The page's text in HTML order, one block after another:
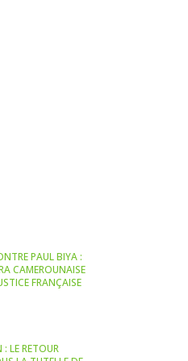
PAUL BIYA :
CAMEROUNAISE
FRANÇAISE
: LE RETOUR